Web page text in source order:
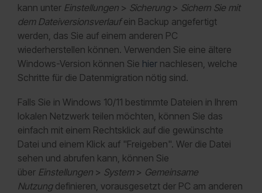
kann unter Einstellungen > Sicherung> Sichern Sie mit
dem Dateiversionsverlaufein Backup angefertigt
werden, das Sie auf einem anderen PC
wiederherstellen können. Verwenden Sie eine ältere
Windows-Version können Sie hier nachlesen, welche
Schritte für die Datenmigration nötig sind.
Falls Sie in Windows 10/11 bestimmte Dateien in Ihrem
lokalen Netzwerk teilen möchten, können Sie das
einfach mit einem Rechtsklick auf die gewünschte
Datei und einem Klick auf "Freigeben". Wer die Datei
sehen und abrufen kann, können Sie
über Einstellungen > System> Gemeinsame
Nutzungdefinieren, vorausgesetzt der PC am anderen